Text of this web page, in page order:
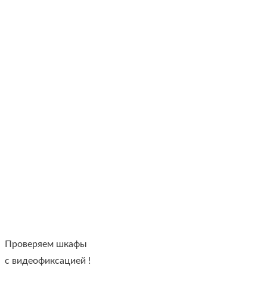
Проверяем шкафы
с видеофиксацией !